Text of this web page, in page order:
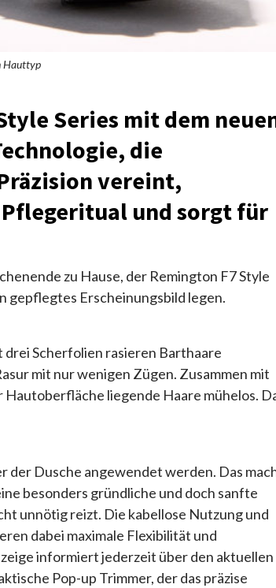
Hauttyp
Series mit dem
die
vereint,
und sorgt für
zu Hause, der Remington F7 Style
gepflegtes Erscheinungsbild legen.
drei Scherfolien rasieren Barthaare
mit nur wenigen Zügen. Zusammen mit
liegende Haare mühelos.
der Dusche angewendet werden. Das
besonders gründliche und doch sanfte
unnötig reizt. Die kabellose Nutzung und
dabei maximale Flexibilität und
informiert jederzeit über den aktuellen
Pop-up Trimmer, der das präzise